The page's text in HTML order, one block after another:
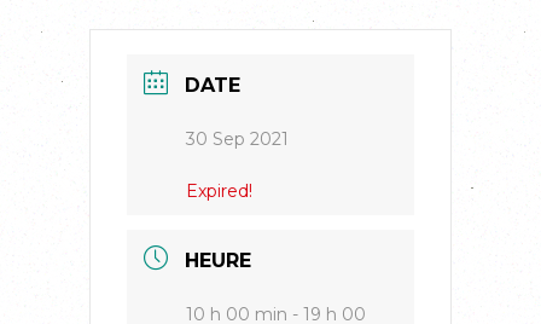
DATE
30 Sep 2021
Expired!
HEURE
10 h 00 min - 19 h 00